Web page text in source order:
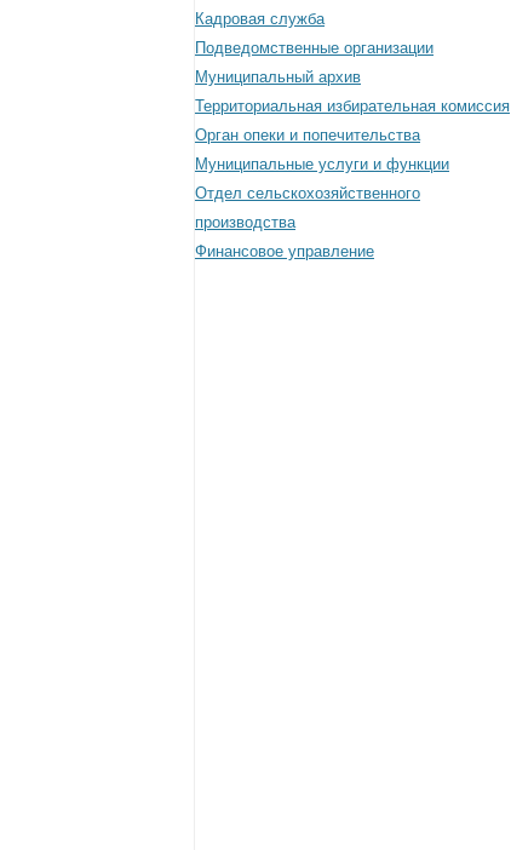
Кадровая служба
Подведомственные организации
Муниципальный архив
Территориальная избирательная комиссия
Орган опеки и попечительства
Муниципальные услуги и функции
Отдел сельскохозяйственного
производства
Финансовое управление